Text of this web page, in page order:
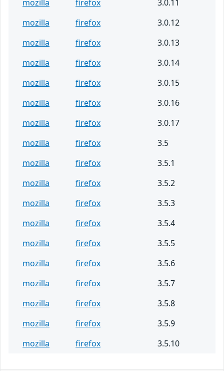
mozilla
firefox
3.0.11
mozilla
firefox
3.0.12
mozilla
firefox
3.0.13
mozilla
firefox
3.0.14
mozilla
firefox
3.0.15
mozilla
firefox
3.0.16
mozilla
firefox
3.0.17
mozilla
firefox
3.5
mozilla
firefox
3.5.1
mozilla
firefox
3.5.2
mozilla
firefox
3.5.3
mozilla
firefox
3.5.4
mozilla
firefox
3.5.5
mozilla
firefox
3.5.6
mozilla
firefox
3.5.7
mozilla
firefox
3.5.8
mozilla
firefox
3.5.9
mozilla
firefox 3.5.10